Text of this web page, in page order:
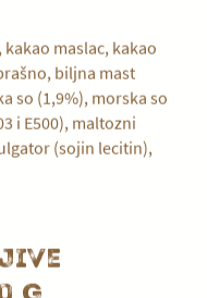
biljna mast
(1,9%), morska so
i E500), maltozni
(sojin lecitin),
g